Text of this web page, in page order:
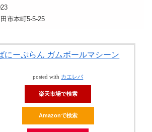
市本町5-5-25
にーぷらん ガムボールマシーン
posted with カエレバ
楽天市場で検索
Amazonで検索